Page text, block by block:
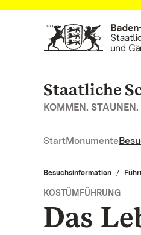
Zum Hauptinhalt springen
Staatliche
KOMMEN. STAUNEN.
StartMonumente
Besuchsinformation
KOSTÜMFÜHRUNG
Das